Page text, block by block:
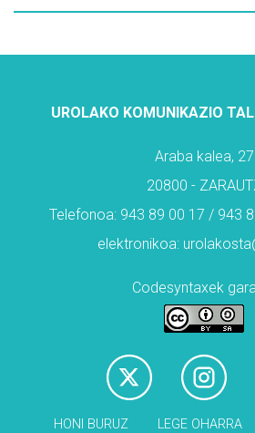
UROLAKO KOMUNIKAZIO
Araba kalea, 27
20800 -
Telefonoa: 943 89 00 17 / 943
elektronikoa:
Codesyntaxek
HONI BURUZ LEGE OHARRA